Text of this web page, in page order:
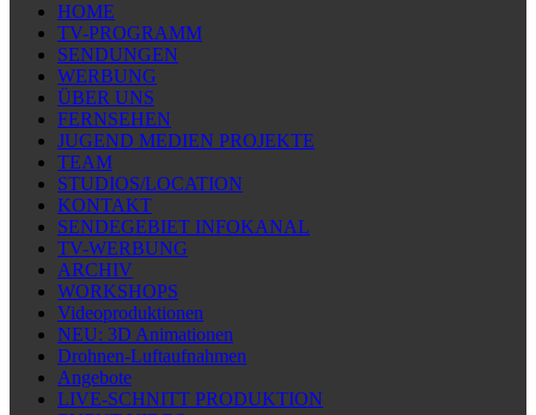
HOME
TV-PROGRAMM
SENDUNGEN
WERBUNG
ÜBER UNS
FERNSEHEN
JUGEND MEDIEN PROJEKTE
TEAM
STUDIOS/LOCATION
KONTAKT
SENDEGEBIET INFOKANAL
TV-WERBUNG
ARCHIV
WORKSHOPS
Videoproduktionen
NEU: 3D Animationen
Drohnen-Luftaufnahmen
Angebote
LIVE-SCHNITT PRODUKTION